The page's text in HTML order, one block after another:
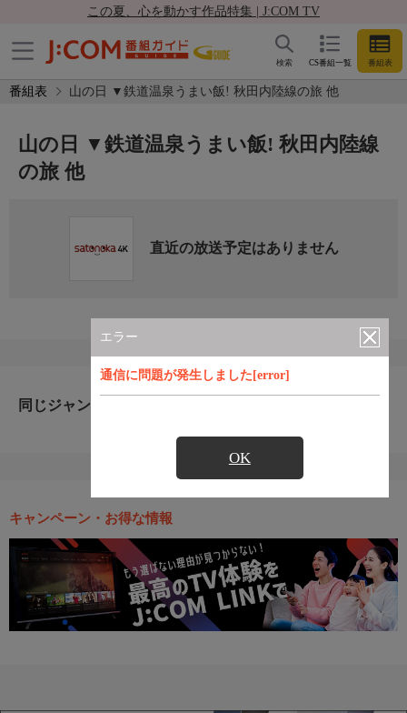
この夏、心を動かす作品特集 | J:COM TV
CS番組一覧 番組表
検索
番組表 山の日 ▼鉄道温泉うまい飯! 秋田内陸線の旅 他
エラー
通信に問題が発生しました[error]
OK
山の日 ▼鉄道温泉うまい飯! 秋田内陸線
の旅 他
直近の放送予定はありません
同じジャンルのおすすめ番組
キャンペーン・お得な情報